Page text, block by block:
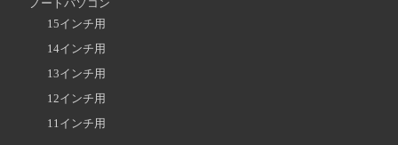
ノートパソコン
15インチ用
14インチ用
13インチ用
12インチ用
11インチ用